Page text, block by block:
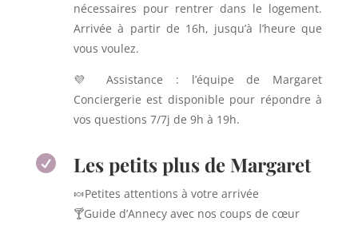
nécessaires pour rentrer dans le logement.
Arrivée à partir de 16h, jusqu’à l’heure que
vous voulez.
💜 Assistance : l’équipe de Margaret
Conciergerie est disponible pour répondre à
vos questions 7/7j de 9h à 19h.
 Les petits plus de Margaret
🍬Petites attentions à votre arrivée
🍸Guide d’Annecy avec nos coups de cœur